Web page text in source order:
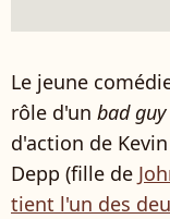
Le jeune
rôle d'un bad guy
d'action de
Depp (fille de
tient l'un des